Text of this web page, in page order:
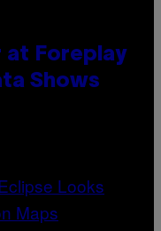
at Foreplay
Shows